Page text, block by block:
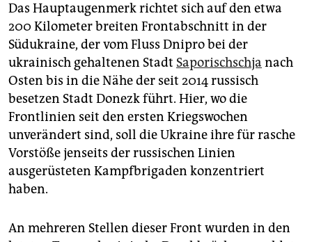
Das Hauptaugenmerk richtet sich auf den etwa
200 Kilometer breiten Frontabschnitt in der
Südukraine, der vom Fluss Dnipro bei der
ukrainisch gehaltenen Stadt Saporischschja nach
Osten bis in die Nähe der seit 2014 russisch
besetzen Stadt Donezk führt. Hier, wo die
Frontlinien seit den ersten Kriegswochen
unverändert sind, soll die Ukraine ihre für rasche
Vorstöße jenseits der russischen Linien
ausgerüsteten Kampfbrigaden konzentriert
haben.
An mehreren Stellen dieser Front wurden in den